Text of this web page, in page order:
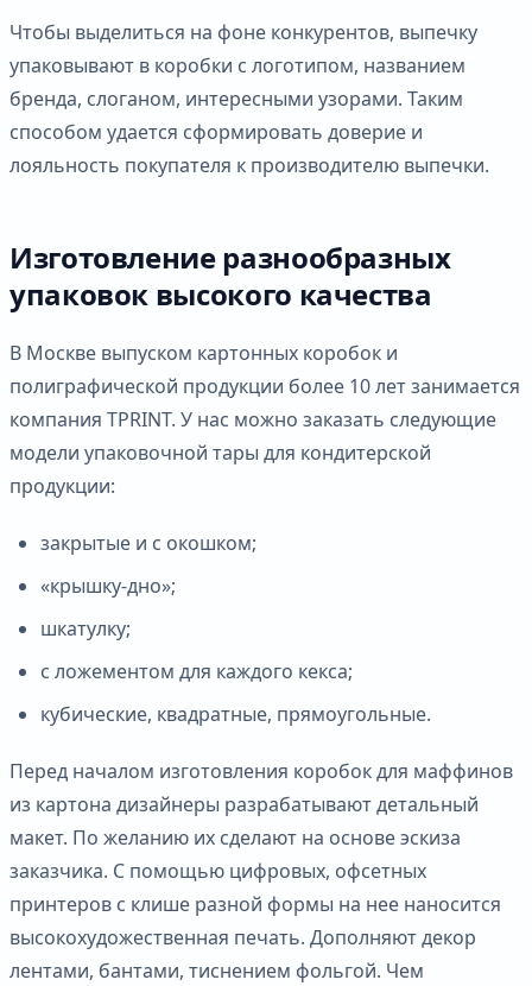
Чтобы выделиться на фоне конкурентов, выпечку
упаковывают в коробки с логотипом, названием
бренда, слоганом, интересными узорами. Таким
способом удается сформировать доверие и
лояльность покупателя к производителю выпечки.
Изготовление разнообразных
упаковок высокого качества
В Москве выпуском картонных коробок и
полиграфической продукции более 10 лет занимается
компания TPRINT. У нас можно заказать следующие
модели упаковочной тары для кондитерской
продукции:
закрытые и с окошком;
«крышку-дно»;
шкатулку;
с ложементом для каждого кекса;
кубические, квадратные, прямоугольные.
Перед началом изготовления коробок для маффинов
из картона дизайнеры разрабатывают детальный
макет. По желанию их сделают на основе эскиза
заказчика. С помощью цифровых, офсетных
принтеров с клише разной формы на нее наносится
высокохудожественная печать. Дополняют декор
лентами, бантами, тиснением фольгой. Чем